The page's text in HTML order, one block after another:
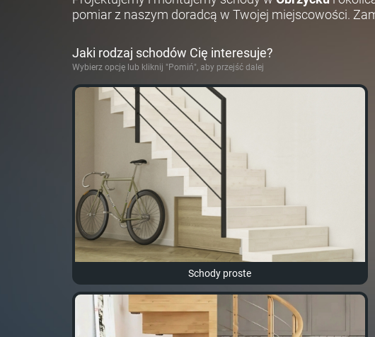
pomiar z naszym doradcą w Twojej miejscowości.
Jaki rodzaj schodów Cię interesuje?
Wybierz opcję lub kliknij "Pomiń", aby przejść dalej
Schody proste